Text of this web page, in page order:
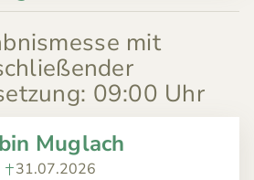
mit
: 09:00 Uhr
Muglach
31.07.2026